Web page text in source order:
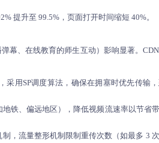
提升至 99.5%，页面打开时间缩短 40%。
幕、在线教育的师生互动）影响显著。
用SP调度算法，确保在拥塞时优先传输
铁、偏远地区），降低视频流速率以节省
，流量整形机制限制重传次数（如最多 3